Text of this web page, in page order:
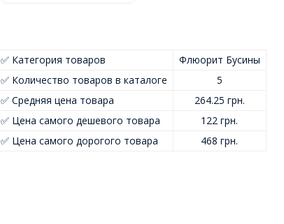
✅ Категория товаров
Флюорит Бусины
✅ Количество товаров в каталоге
5
✅ Средняя цена товара
264.25 грн.
✅ Цена самого дешевого товара
122 грн.
✅ Цена самого дорогого товара
468 грн.